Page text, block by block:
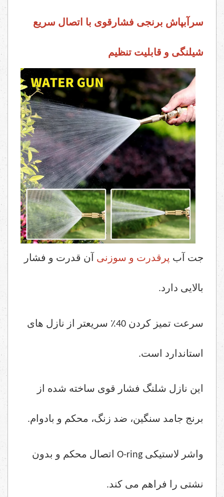
سرآبپاش برنجی فشارقوی با اتصال سریع
شیلنگی و قابلیت تنظیم
جت آب پرقدرت و سوزنی آن قدرت و فشار
بالایی دارد.
سرعت تمیز کردن 40٪ سریعتر از نازل های
استاندارد است.
این نازل شلنگ فشار قوی ساخته شده از
برنج جامد سنگین، ضد زنگ، محکم و بادوام.
واشر لاستیکی O-ring اتصال محکم و بدون
نشتی را فراهم می کند.